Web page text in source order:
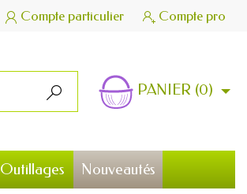
 Compte particulier  Compte pro
 PANIER (0)
Outillages Nouveautés